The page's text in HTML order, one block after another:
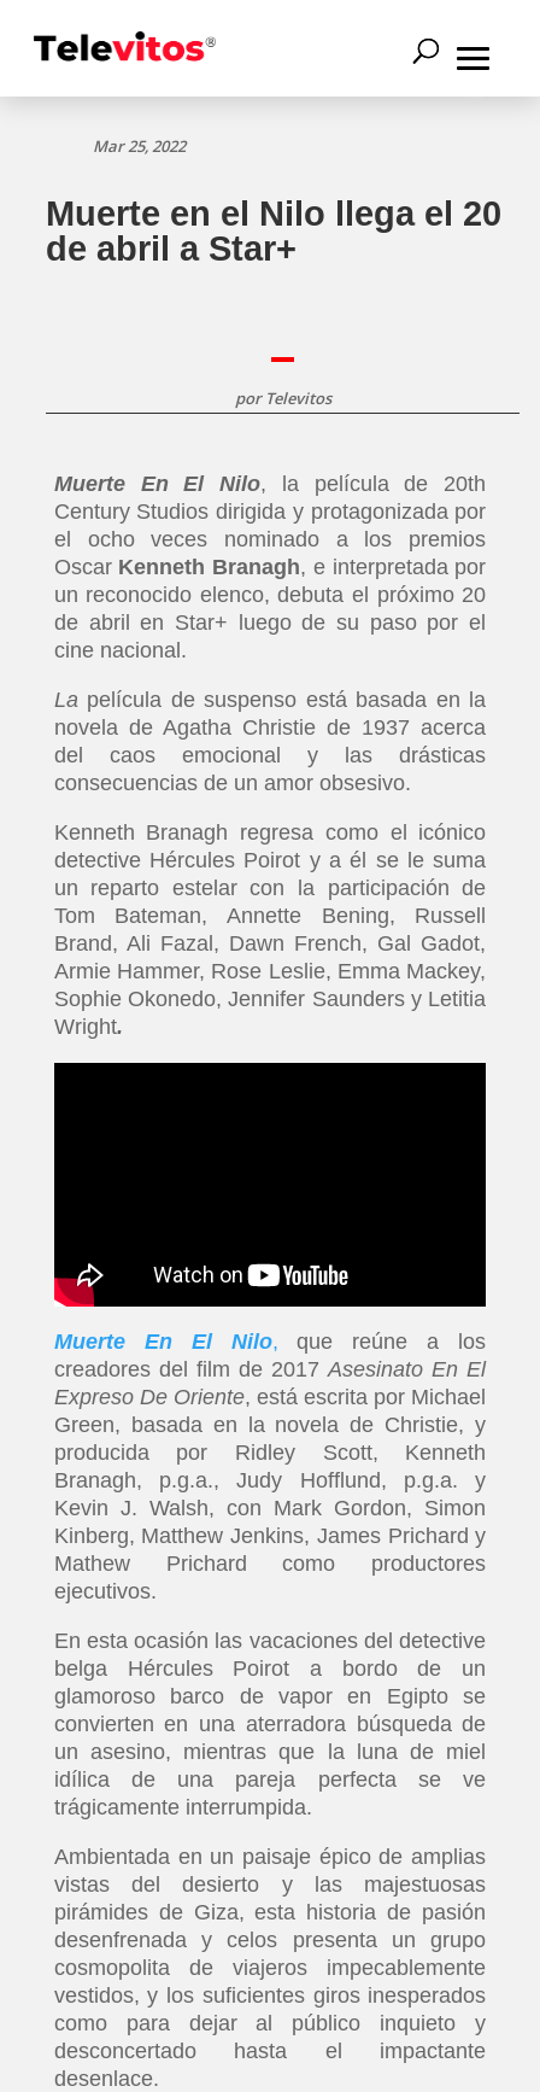
Mar 25, 2022
Muerte en el Nilo llega el 20
de abril a Star+
por Televitos
Muerte En El Nilo, la película de 20th
Century Studios dirigida y protagonizada por
el ocho veces nominado a los premios
Oscar Kenneth Branagh, e interpretada por
un reconocido elenco, debuta el próximo 20
de abril en Star+ luego de su paso por el
cine nacional.
Lapelícula de suspenso está basada en la
novela de Agatha Christie de 1937 acerca
del caos emocional y las drásticas
consecuencias de un amor obsesivo.
Kenneth Branagh regresa como el icónico
detective Hércules Poirot y a él se le suma
un reparto estelar con la participación de
Tom Bateman, Annette Bening, Russell
Brand, Ali Fazal, Dawn French, Gal Gadot,
Armie Hammer, Rose Leslie, Emma Mackey,
Sophie Okonedo, Jennifer Saunders y Letitia
Wright.
Muerte En El Nilo, que reúne a los
creadores del film de 2017Asesinato En El
Expreso De Oriente, está escrita por Michael
Green, basada en la novela de Christie, y
producida por Ridley Scott, Kenneth
Branagh, p.g.a., Judy Hofflund, p.g.a. y
Kevin J. Walsh, con Mark Gordon, Simon
Kinberg, Matthew Jenkins, James Prichard y
Mathew Prichard como productores
ejecutivos.
En esta ocasión las vacaciones del detective
belga Hércules Poirot a bordo de un
glamoroso barco de vapor en Egipto se
convierten en una aterradora búsqueda de
un asesino, mientras que la luna de miel
idílica de una pareja perfecta se ve
trágicamente interrumpida.
Ambientada en un paisaje épico de amplias
vistas del desierto y las majestuosas
pirámides de Giza, esta historia de pasión
desenfrenada y celos presenta un grupo
cosmopolita de viajeros impecablemente
vestidos, y los suficientes giros inesperados
como para dejar al público inquieto y
desconcertado hasta el impactante
desenlace.